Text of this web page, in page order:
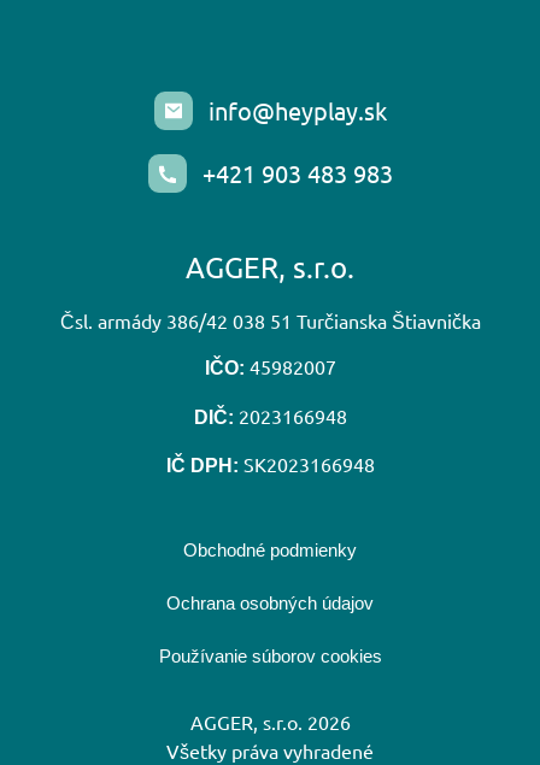
info@heyplay.sk
+421 903 483 983
AGGER, s.r.o.
Čsl. armády 386/42 038 51 Turčianska Štiavnička
IČO: 45982007
DIČ: 2023166948
IČ DPH: SK2023166948
Obchodné podmienky
Ochrana osobných údajov
Používanie súborov cookies
AGGER, s.r.o. 2026
Všetky práva vyhradené